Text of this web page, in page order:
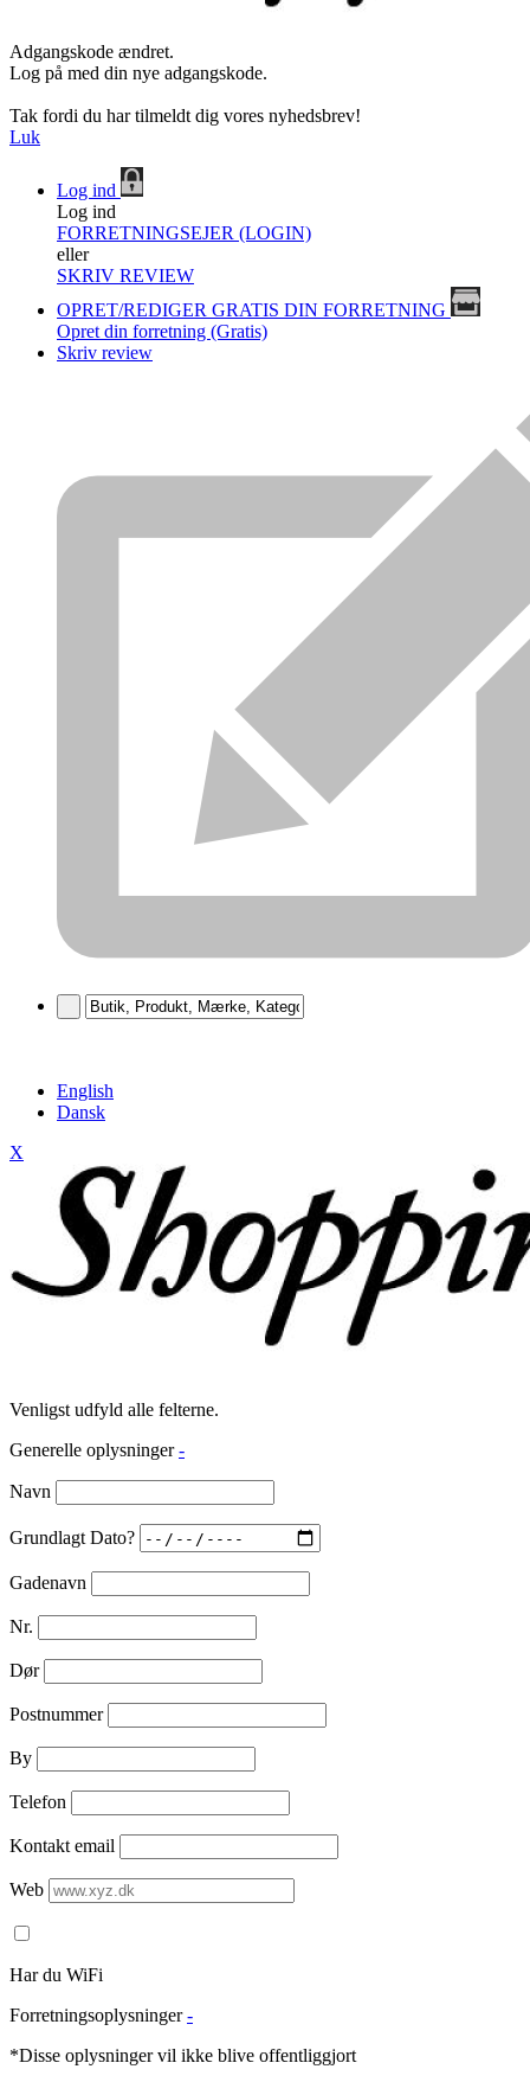
Adgangskode ændret.
Log på med din nye adgangskode.
Tak fordi du har tilmeldt dig vores nyhedsbrev!
Luk
Log ind
Log ind
FORRETNINGSEJER (LOGIN)
eller
SKRIV REVIEW
OPRET/REDIGER GRATIS DIN FORRETNING
Opret din forretning (Gratis)
Skriv review
English
Dansk
X
Venligst udfyld alle felterne.
Generelle oplysninger -
Navn
Grundlagt Dato?
Gadenavn
Nr.
Dør
Postnummer
By
Telefon
Kontakt email
Web
Har du WiFi
Forretningsoplysninger -
*Disse oplysninger vil ikke blive offentliggjort